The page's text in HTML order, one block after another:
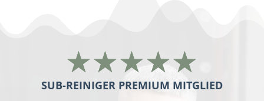
☆☆☆☆☆
SUB-REINIGER PREMIUM MITGLIED